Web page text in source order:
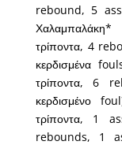
rebound, 5
τρίποντα, 4
κερδισμένα
τρίποντα, 6
κερδισμένο
τρίποντα, 1
rebounds, 1